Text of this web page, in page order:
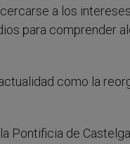
a los
para comprender
como la
Pontificia de